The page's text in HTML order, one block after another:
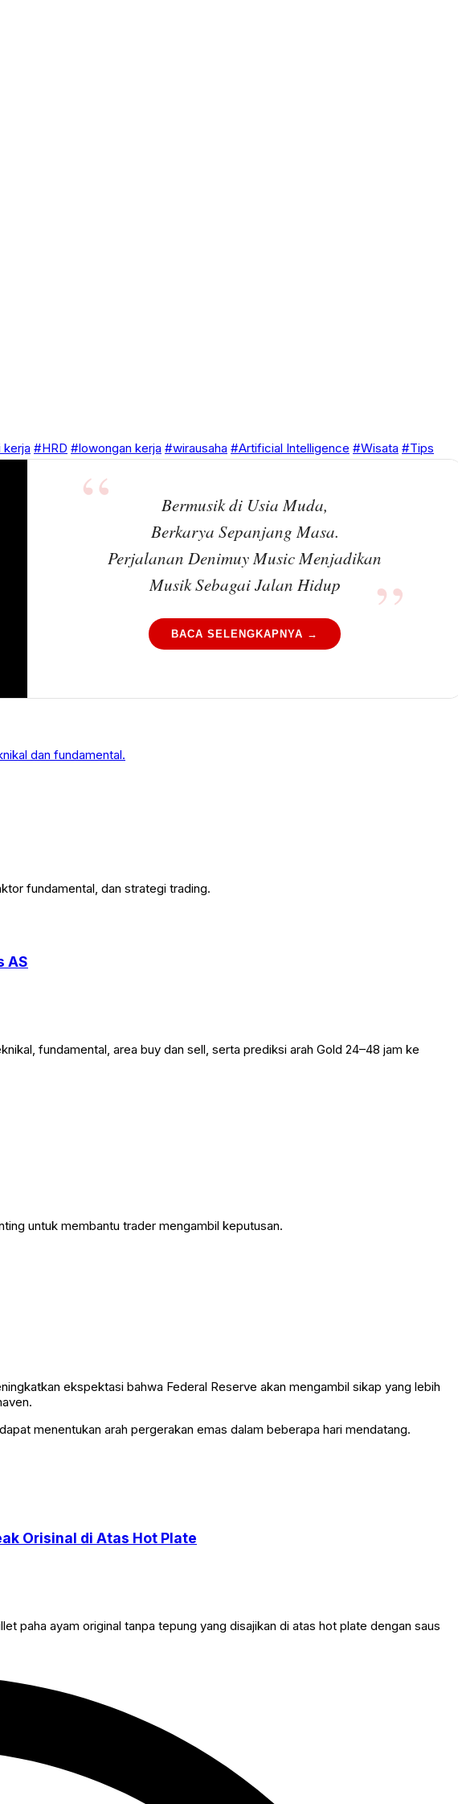
#HRD #lowongan kerja #wirausaha #Artificial Intelligence #Wisata #Tips
Bermusik di Usia Muda,
Berkarya Sepanjang Masa.
Perjalanan Denimuy Music Menjadikan
Musik Sebagai Jalan Hidup
BACA SELENGKAPNYA →
fundamental, dan strategi trading.
AS
fundamental, area buy dan sell, serta prediksi arah Gold 24–48 jam ke
untuk membantu trader mengambil keputusan.
ekspektasi bahwa Federal Reserve akan mengambil sikap yang lebih
menentukan arah pergerakan emas dalam beberapa hari mendatang.
Orisinal di Atas Hot Plate
paha ayam original tanpa tepung yang disajikan di atas hot plate dengan saus